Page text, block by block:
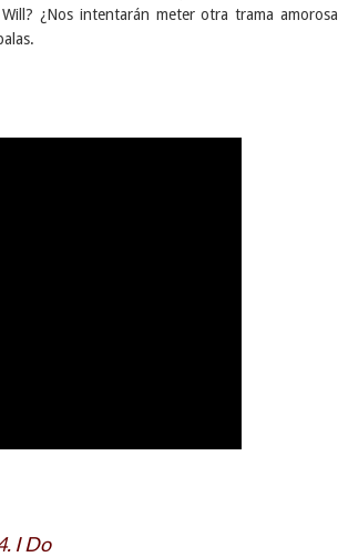
¿Nos intentarán meter otra trama amorosa
I Do